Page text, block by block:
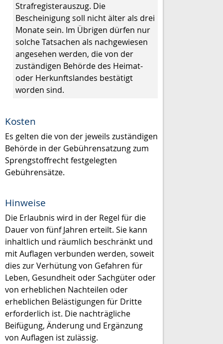
Strafregisterauszug. Die
Bescheinigung soll nicht älter als drei
Monate sein. Im Übrigen dürfen nur
solche Tatsachen als nachgewiesen
angesehen werden, die von der
zuständigen Behörde des Heimat-
oder Herkunftslandes bestätigt
worden sind.
Kosten
Es gelten die von der jeweils zuständigen
Behörde in der Gebührensatzung zum
Sprengstoffrecht festgelegten
Gebührensätze.
Hinweise
Die Erlaubnis wird in der Regel für die
Dauer von fünf Jahren erteilt. Sie kann
inhaltlich und räumlich beschränkt und
mit Auflagen verbunden werden, soweit
dies zur Verhütung von Gefahren für
Leben, Gesundheit oder Sachgüter oder
von erheblichen Nachteilen oder
erheblichen Belästigungen für Dritte
erforderlich ist. Die nachträgliche
Beifügung, Änderung und Ergänzung
von Auflagen ist zulässig.